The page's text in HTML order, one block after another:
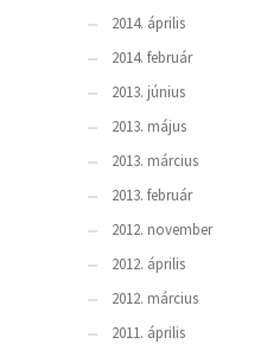
2014. április
2014. február
2013. június
2013. május
2013. március
2013. február
2012. november
2012. április
2012. március
2011. április